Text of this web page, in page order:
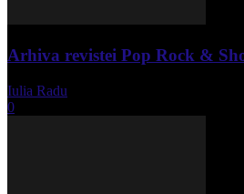
Arhiva revistei Pop Rock &
Iulia Radu
0